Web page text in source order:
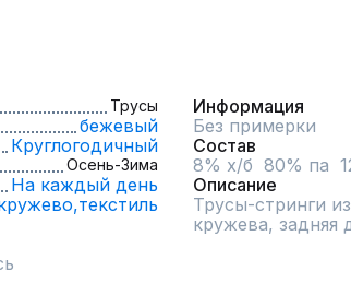
Трусы
бежевый
Круглогодичный
Осень-Зима
На каждый день
текстиль
Информация
Без примерки
Состав
8% х/б  80% па
Описание
Трусы-стринги
кружева, задняя